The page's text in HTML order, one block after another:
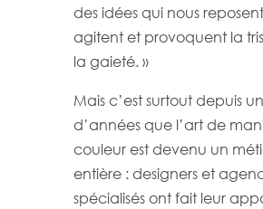
des idées qui nous
agitent et provoquent la
la gaieté. »
Mais c’est surtout depuis
d’années que l’art de
couleur est devenu un
entière : designers et
spécialisés ont fait leur